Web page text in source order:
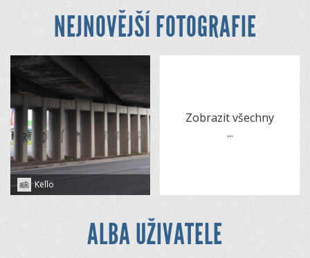
NEJNOVĚJŠÍ FOTOGRAFIE
Kello
Zobrazit všechny
...
ALBA UŽIVATELE